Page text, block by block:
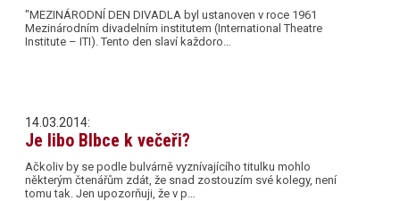
"MEZINÁRODNÍ DEN DIVADLA byl ustanoven v roce 1961
Mezinárodním divadelním institutem (International Theatre
Institute – ITI). Tento den slaví každoro…
14.03.2014:
Je libo Blbce k večeři?
Ačkoliv by se podle bulvárně vyznívajícího titulku mohlo
některým čtenářům zdát, že snad zostouzím své kolegy, není
tomu tak. Jen upozorňuji, že v p…